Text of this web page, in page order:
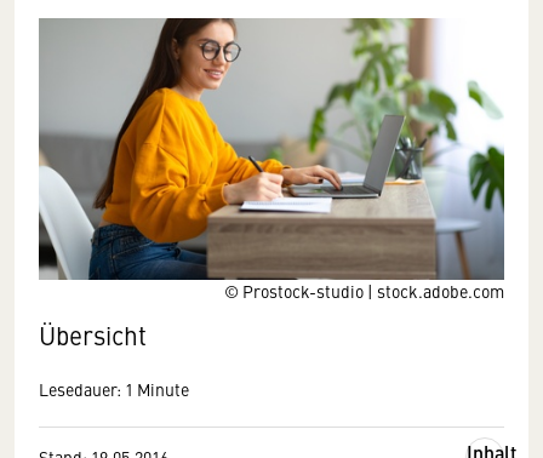
© Prostock-studio | stock.adobe.com
Übersicht
Lesedauer: 1 Minute